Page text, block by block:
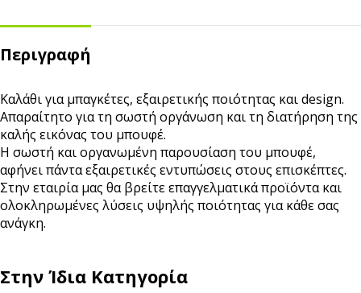
Περιγραφή
Καλάθι για μπαγκέτες, εξαιρετικής ποιότητας και design.
Απαραίτητο για τη σωστή οργάνωση και τη διατήρηση της
καλής εικόνας του μπουφέ.
Η σωστή και οργανωμένη παρουσίαση του μπουφέ,
αφήνει πάντα εξαιρετικές εντυπώσεις στους επισκέπτες.
Στην εταιρία μας θα βρείτε επαγγελματικά προϊόντα και
ολοκληρωμένες λύσεις υψηλής ποιότητας για κάθε σας
ανάγκη.
Στην Ίδια Κατηγορία